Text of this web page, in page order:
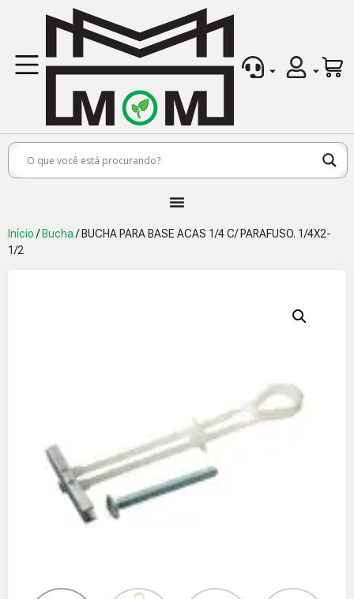
Início / Bucha / BUCHA PARA BASE ACAS 1/4 C/ PARAFUSO. 1/4X2-
1/2